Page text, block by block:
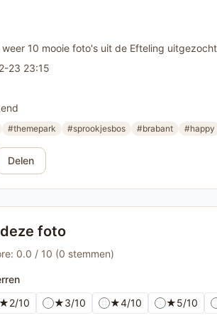
weer 10 mooie foto's uit de Efteling
23 23:15
#themepark #sprookjesbos #brabant #happy
Delen
foto
0.0 / 10 (0 stemmen)
★2/10 ★3/10 ★4/10 ★5/10